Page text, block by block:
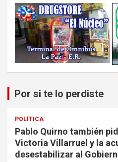
Por si te lo perdiste
POLÍTICA
Pablo Quirno también
Victoria Villarruel y la
desestabilizar al